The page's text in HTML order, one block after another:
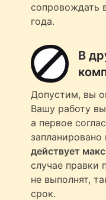
сопровождать
года.
В
Допустим, вы
Вашу работу
а первое
запланировано
действует
случае правки
не выполнят,
срок.